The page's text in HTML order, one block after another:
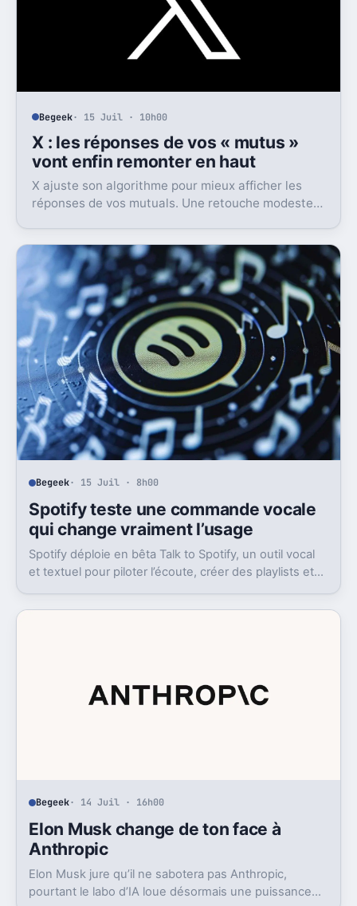
Begeek· 15 Juil · 10h00
X : les réponses de vos « mutus »
vont enfin remonter en haut
X ajuste son algorithme pour mieux afficher les
réponses de vos mutuals. Une retouche modeste
Begeek· 15 Juil · 8h00
Spotify teste une commande vocale
qui change vraiment l’usage
Spotify déploie en bêta Talk to Spotify, un outil vocal
et textuel pour piloter l’écoute, créer des playlists et
Begeek· 14 Juil · 16h00
Elon Musk change de ton face à
Anthropic
Elon Musk jure qu’il ne sabotera pas Anthropic,
pourtant le labo d’IA loue désormais une puissance